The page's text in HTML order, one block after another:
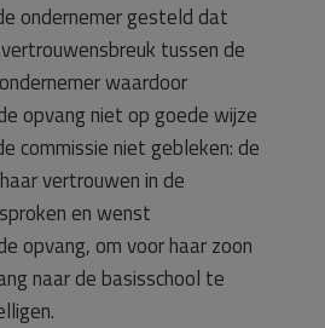
ondernemer gesteld dat
tussen de
waardoor
opvang niet op goede wijze
commissie niet gebleken: de
vertrouwen in de
en wenst
opvang, om voor haar zoon
naar de basisschool te